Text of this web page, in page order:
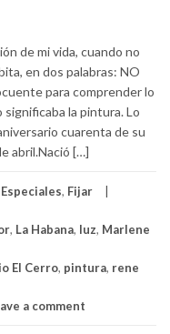
de mi vida, cuando no
en dos palabras: NO
para comprender lo
la pintura. Lo
cuarenta de su
abril.Nació […]
Especiales, Fijar
, La Habana, luz, Marlene
El Cerro, pintura, rene
a comment